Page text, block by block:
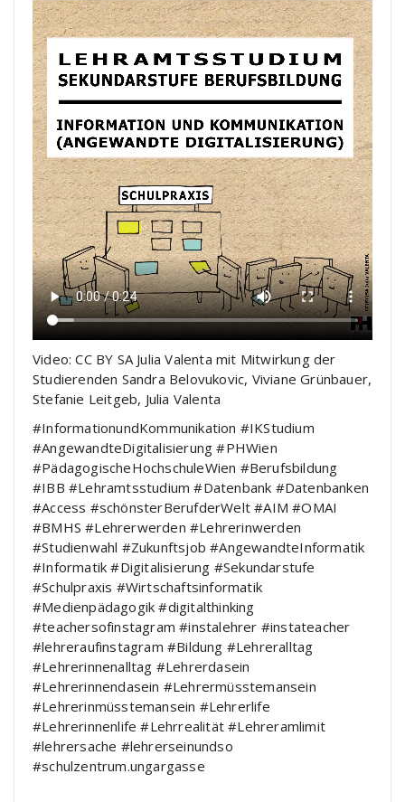
Video: CC BY SA Julia Valenta mit Mitwirkung der
Studierenden Sandra Belovukovic, Viviane Grünbauer,
Stefanie Leitgeb, Julia Valenta
#InformationundKommunikation #IKStudium
#AngewandteDigitalisierung #PHWien
#PädagogischeHochschuleWien #Berufsbildung
#IBB #Lehramtsstudium #Datenbank #Datenbanken
#Access #schönsterBerufderWelt #AIM #OMAI
#BMHS #Lehrerwerden #Lehrerinwerden
#Studienwahl #Zukunftsjob #AngewandteInformatik
#Informatik #Digitalisierung #Sekundarstufe
#Schulpraxis #Wirtschaftsinformatik
#Medienpädagogik #digitalthinking
#teachersofinstagram #instalehrer #instateacher
#lehreraufinstagram #Bildung #Lehreralltag
#Lehrerinnenalltag #Lehrerdasein
#Lehrerinnendasein #Lehrermüsstemansein
#Lehrerinmüsstemansein #Lehrerlife
#Lehrerinnenlife #Lehrrealität #Lehreramlimit
#lehrersache #lehrerseinundso
#schulzentrum.ungargasse